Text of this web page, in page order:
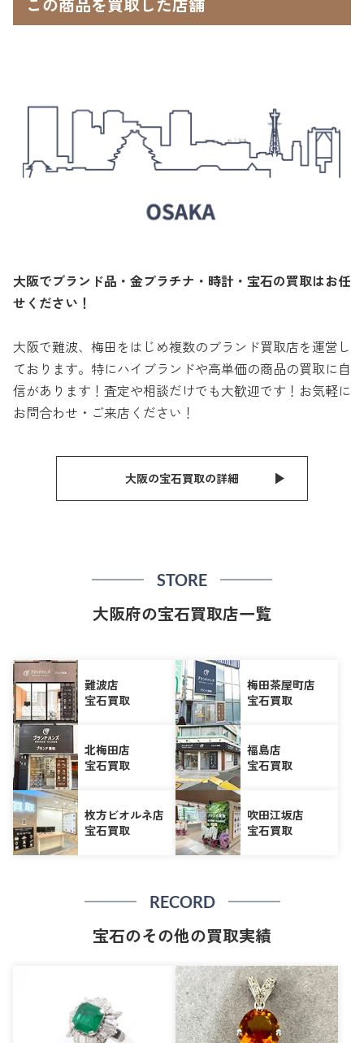
大阪でブランド品・金プラチナ・時計・宝石の買取はお任
せください！
大阪で難波、梅田をはじめ複数のブランド買取店を運営し
ております。特にハイブランドや高単価の商品の買取に自
信があります！査定や相談だけでも大歓迎です！お気軽に
お問合わせ・ご来店ください！
大阪の宝石買取の詳細
STORE
大阪府の宝石買取店一覧
難波店
宝石買取
梅田茶屋町店
宝石買取
北梅田店
宝石買取
福島店
宝石買取
枚方ビオルネ店
宝石買取
吹田江坂店
宝石買取
RECORD
宝石のその他の買取実績